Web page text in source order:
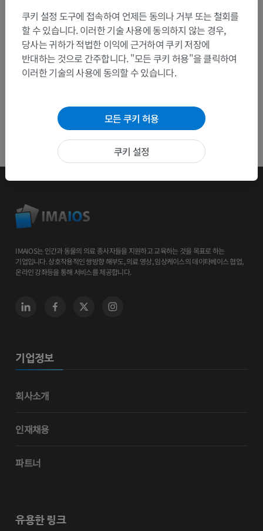
앱 다운로드
IMAIOS는 인간과 동물의 의료 종사자들을 지원하고 교육하는 것을 목표로 하는
기업입니다. 상호작용적인 쌍방향 해부도, 의료 영상, 임상케이스의 데이타베이스 협업,
온라인 강좌등을 통해 서비스를 제공합니다.
기업정보
회사소개
인재채용
파트너
유용한 링크
쿠키 설정 도구에 접속하여 언제든 동의나 거부 또는 철회를
할 수 있습니다. 이러한 기술 사용에 동의하지 않는 경우,
당사는 귀하가 적법한 이익에 근거하여 쿠키 저장에
반대하는 것으로 간주합니다. "모든 쿠키 허용"을 클릭하여
이러한 기술의 사용에 동의할 수 있습니다.
모든 쿠키 허용
쿠키 설정